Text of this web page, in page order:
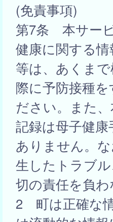
(免責事項)
第7条 本サー
健康に関する
等は、あくま
際に予防接種
ださい。また
記録は母子健
ありません。
生したトラブ
切の責任を負わ
2 町は正確な